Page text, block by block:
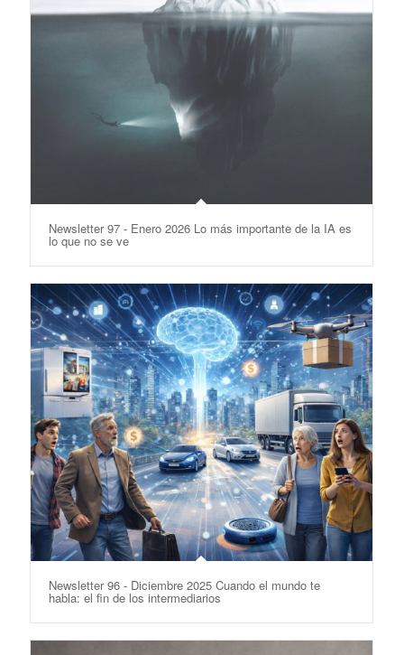
Newsletter 97 - Enero 2026 Lo más importante de la IA es
lo que no se ve
Newsletter 96 - Diciembre 2025 Cuando el mundo te
habla: el fin de los intermediarios